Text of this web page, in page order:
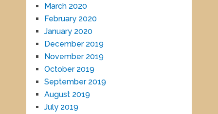
March 2020
February 2020
January 2020
December 2019
November 2019
October 2019
September 2019
August 2019
July 2019